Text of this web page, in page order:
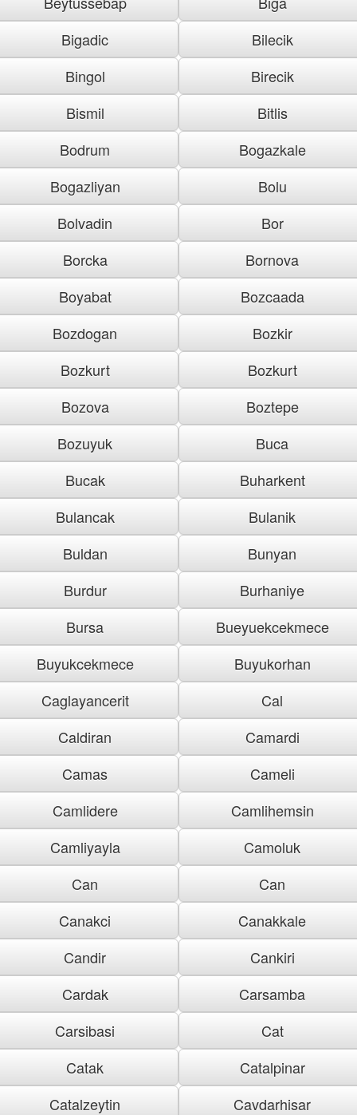
Bigadic
Bilecik
Bingol
Birecik
Bismil
Bitlis
Bodrum
Bogazkale
Bogazliyan
Bolu
Bolvadin
Bor
Borcka
Bornova
Boyabat
Bozcaada
Bozdogan
Bozkir
Bozkurt
Bozkurt
Bozova
Boztepe
Bozuyuk
Buca
Bucak
Buharkent
Bulancak
Bulanik
Buldan
Bunyan
Burdur
Burhaniye
Bursa
Bueyuekcekmece
Buyukcekmece
Buyukorhan
Caglayancerit
Cal
Caldiran
Camardi
Camas
Cameli
Camlidere
Camlihemsin
Camliyayla
Camoluk
Can
Can
Canakci
Canakkale
Candir
Cankiri
Cardak
Carsamba
Carsibasi
Cat
Catak
Catalpinar
Catalzeytin
Cavdarhisar